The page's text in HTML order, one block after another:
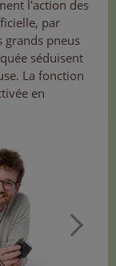
l'action des
par
grands pneus
séduisent
La fonction
en